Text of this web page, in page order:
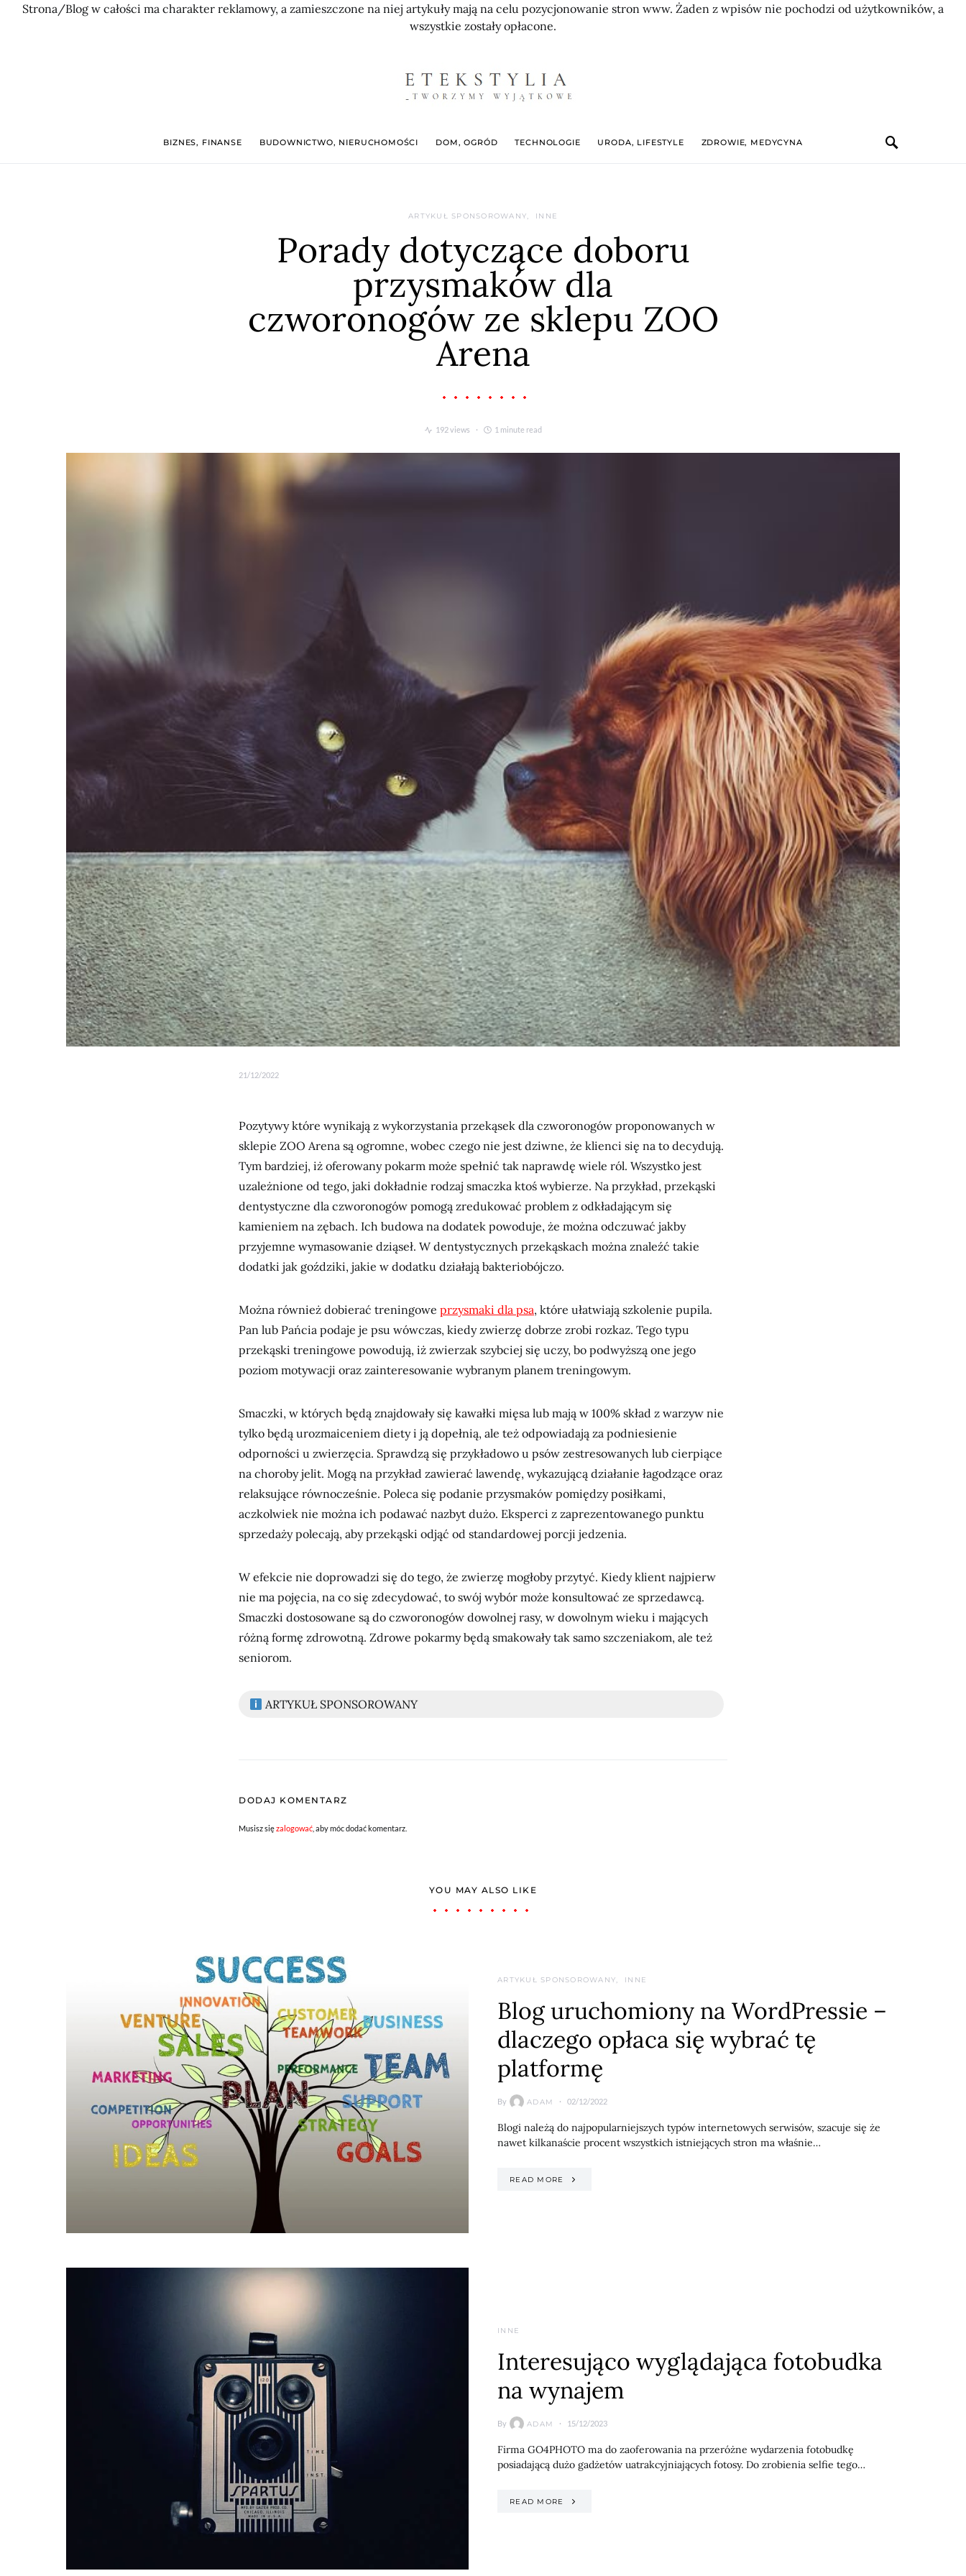
Strona/Blog w całości ma charakter reklamowy, a zamieszczone na niej artykuły mają na celu pozycjonowanie stron www. Żaden z wpisów nie pochodzi od użytkowników, a
wszystkie zostały opłacone.
BIZNES, FINANSE BUDOWNICTWO, NIERUCHOMOŚCI DOM, OGRÓD TECHNOLOGIE URODA, LIFESTYLE ZDROWIE, MEDYCYNA
ARTYKUŁ SPONSOROWANY INNE
Porady dotyczące doboru
przysmaków dla
czworonogów ze sklepu ZOO
Arena
192 views 1 minute read
21/12/2022
Pozytywy które wynikają z wykorzystania przekąsek dla czworonogów proponowanych w
sklepie ZOO Arena są ogromne, wobec czego nie jest dziwne, że klienci się na to decydują.
Tym bardziej, iż oferowany pokarm może spełnić tak naprawdę wiele ról. Wszystko jest
uzależnione od tego, jaki dokładnie rodzaj smaczka ktoś wybierze. Na przykład, przekąski
dentystyczne dla czworonogów pomogą zredukować problem z odkładającym się
kamieniem na zębach. Ich budowa na dodatek powoduje, że można odczuwać jakby
przyjemne wymasowanie dziąseł. W dentystycznych przekąskach można znaleźć takie
dodatki jak goździki, jakie w dodatku działają bakteriobójczo.
Można również dobierać treningowe przysmaki dla psa, które ułatwiają szkolenie pupila.
Pan lub Pańcia podaje je psu wówczas, kiedy zwierzę dobrze zrobi rozkaz. Tego typu
przekąski treningowe powodują, iż zwierzak szybciej się uczy, bo podwyższą one jego
poziom motywacji oraz zainteresowanie wybranym planem treningowym.
Smaczki, w których będą znajdowały się kawałki mięsa lub mają w 100% skład z warzyw nie
tylko będą urozmaiceniem diety i ją dopełnią, ale też odpowiadają za podniesienie
odporności u zwierzęcia. Sprawdzą się przykładowo u psów zestresowanych lub cierpiące
na choroby jelit. Mogą na przykład zawierać lawendę, wykazującą działanie łagodzące oraz
relaksujące równocześnie. Poleca się podanie przysmaków pomiędzy posiłkami,
aczkolwiek nie można ich podawać nazbyt dużo. Eksperci z zaprezentowanego punktu
sprzedaży polecają, aby przekąski odjąć od standardowej porcji jedzenia.
W efekcie nie doprowadzi się do tego, że zwierzę mogłoby przytyć. Kiedy klient najpierw
nie ma pojęcia, na co się zdecydować, to swój wybór może konsultować ze sprzedawcą.
Smaczki dostosowane są do czworonogów dowolnej rasy, w dowolnym wieku i mających
różną formę zdrowotną. Zdrowe pokarmy będą smakowały tak samo szczeniakom, ale też
seniorom.
ARTYKUŁ SPONSOROWANY
DODAJ KOMENTARZ
Musisz sięzalogować , aby móc dodać komentarz.
YOU MAY ALSO LIKE
ARTYKUŁ SPONSOROWANY INNE
Blog uruchomiony na WordPressie –
dlaczego opłaca się wybrać tę
platformę
By ADAM 02/12/2022
Blogi należą do najpopularniejszych typów internetowych serwisów, szacuje się że
nawet kilkanaście procent wszystkich istniejących stron ma właśnie…
READ MORE
INNE
Interesująco wyglądająca fotobudka
na wynajem
By ADAM 15/12/2023
Firma GO4PHOTO ma do zaoferowania na przeróżne wydarzenia fotobudkę
posiadającą dużo gadżetów uatrakcyjniających fotosy. Do zrobienia selfie tego…
READ MORE